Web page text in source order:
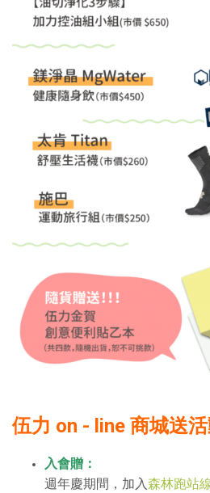
伍力 on - line 商城送
入會贈：
週年慶期間，加入森林跑站